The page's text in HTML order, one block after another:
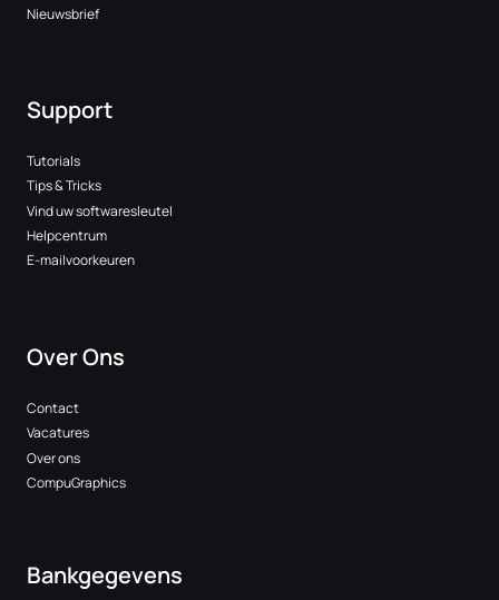
Nieuwsbrief
Support
Tutorials
Tips & Tricks
Vind uw softwaresleutel
Helpcentrum
E-mailvoorkeuren
Over Ons
Contact
Vacatures
Over ons
CompuGraphics
Bankgegevens